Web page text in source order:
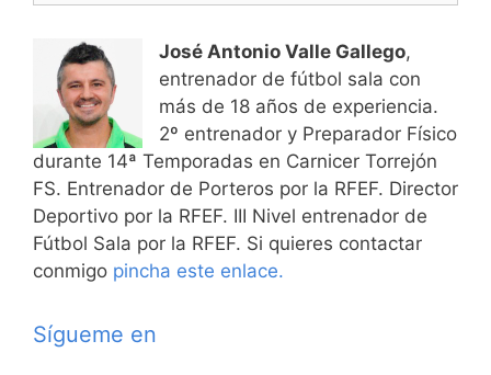
José Antonio Valle Gallego,
entrenador de fútbol sala con
más de 18 años de experiencia.
2º entrenador y Preparador Físico
durante 14ª Temporadas en Carnicer Torrejón
FS. Entrenador de Porteros por la RFEF. Director
Deportivo por la RFEF. III Nivel entrenador de
Fútbol Sala por la RFEF. Si quieres contactar
conmigo pincha este enlace.
Sígueme en